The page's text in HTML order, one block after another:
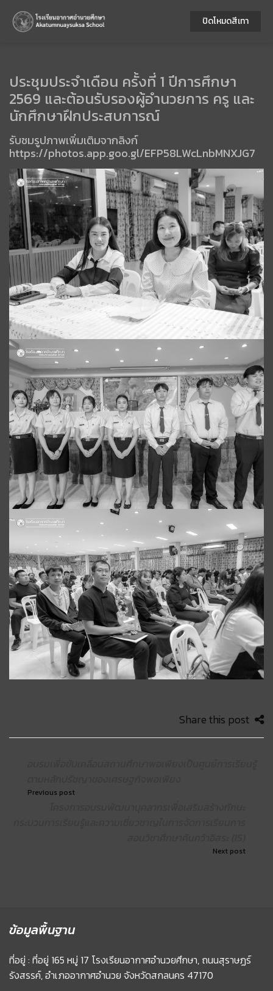
ประชุมประจำเดือน ครั้งที่ 1 ปีการศึกษา
2569 และต้อนรับรองผู้อำนวยการ ครู และ
นักศึกษาฝึกประสบการณ์
รับชมรูปภาพเพิ่มเติมจากลิงก์
https://photos.app.goo.gl/EFP58LWcLnbMNXJG7
Share this post
Previous post
Next post
ข้อมูลพื้นฐาน
ที่อยู่ : ที่อยู่ 165 หมู่ 17 โรงเรียนอากาศอำนวยศึกษา, ถนนสุราษฏร์
รังสรรค์, อำเภออากาศอำนวย จังหวัดสกลนคร 47170
ปิดโหมดสีเทา